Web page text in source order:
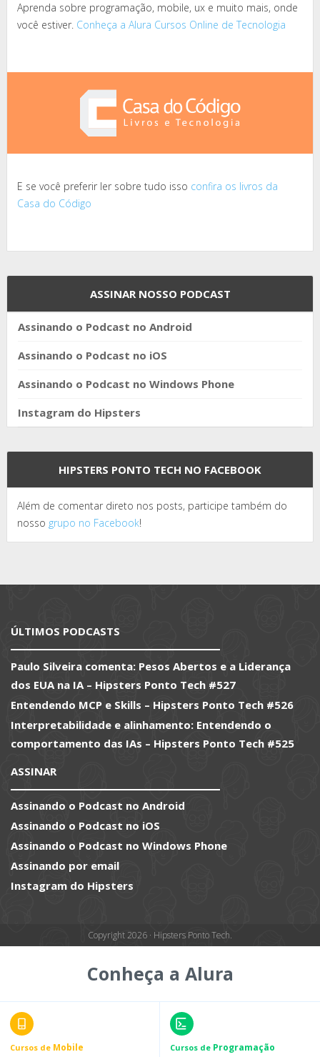
Aprenda sobre programação, mobile, ux e muito mais, onde
você estiver. Conheça a Alura Cursos Online de Tecnologia
E se você preferir ler sobre tudo isso confira os livros da
Casa do Código
ASSINAR NOSSO PODCAST
Assinando o Podcast no Android
Assinando o Podcast no iOS
Assinando o Podcast no Windows Phone
Instagram do Hipsters
HIPSTERS PONTO TECH NO FACEBOOK
Além de comentar direto nos posts, participe também do
nosso grupo no Facebook!
ÚLTIMOS PODCASTS
Paulo Silveira comenta: Pesos Abertos e a Liderança
dos EUA na IA – Hipsters Ponto Tech #527
Entendendo MCP e Skills – Hipsters Ponto Tech #526
Interpretabilidade e alinhamento: Entendendo o
comportamento das IAs – Hipsters Ponto Tech #525
ASSINAR
Assinando o Podcast no Android
Assinando o Podcast no iOS
Assinando o Podcast no Windows Phone
Assinando por email
Instagram do Hipsters
Copyright 2026 · Hipsters Ponto Tech.
Conheça a Alura
Cursos de Mobile Cursos de Programação